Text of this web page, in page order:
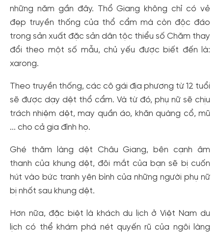
những năm gần đây. Thổ Giang không chỉ có vẻ
đẹp truyền thống của thổ cẩm mà còn độc đáo
trong sản xuất đặc sản dân tộc thiểu số Chăm thay
đổi theo một số mẫu, chủ yếu được biết đến là:
xarong.
Theo truyền thống, các cô gái địa phương từ 12 tuổi
sẽ được dạy dệt thổ cẩm. Và từ đó, phụ nữ sẽ chịu
trách nhiệm dệt, may quần áo, khăn quàng cổ, mũ
... cho cả gia đình họ.
Ghé thăm làng dệt Châu Giang, bên cạnh âm
thanh của khung dệt, đôi mắt của bạn sẽ bị cuốn
hút vào bức tranh yên bình của những người phụ nữ
bị nhốt sau khung dệt.
Hơn nữa, đặc biệt là khách du lịch ở Việt Nam du
lịch có thể khám phá nét quyến rũ của ngôi làng